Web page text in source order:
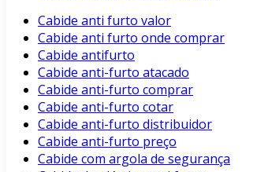
Cabide anti furto valor
Cabide anti furto onde comprar
Cabide antifurto
Cabide anti-furto atacado
Cabide anti-furto comprar
Cabide anti-furto cotar
Cabide anti-furto distribuidor
Cabide anti-furto preço
Cabide com argola de segurança